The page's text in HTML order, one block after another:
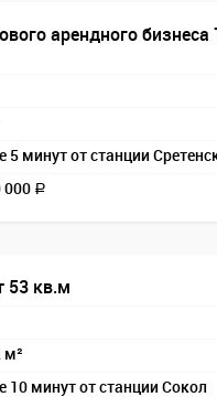
арендного бизнеса
5 минут от станции
000 a
53 кв.м
м²
10 минут от станции Сокол